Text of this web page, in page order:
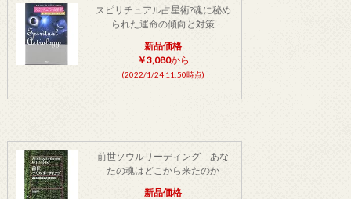
スピリチュアル占星術?魂に秘め
られた運命の傾向と対策
新品価格
￥3,080から
(2022/1/24 11:50時点)
前世ソウルリーディング―あな
たの魂はどこから来たのか
新品価格